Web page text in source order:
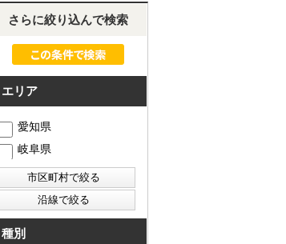
さらに絞り込んで検索
エリア
愛知県
岐阜県
種別